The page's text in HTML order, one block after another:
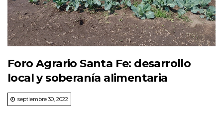
Foro Agrario Santa Fe: desarrollo
local y soberanía alimentaria
septiembre 30, 2022